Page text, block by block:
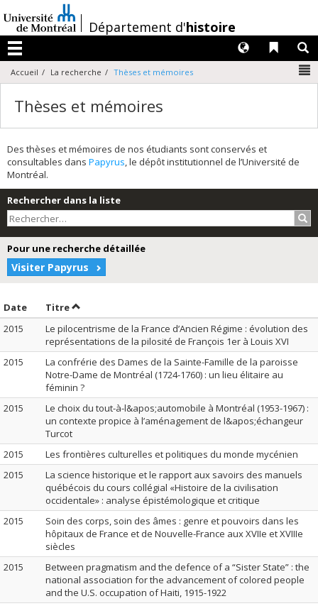
au
contenu
/Département d'histoire
Menu
Liens
Langues
Accueil La recherche Thèses et mémoires
Thèses et mémoires
Des thèses et mémoires de nos étudiants sont conservés et
consultables dans Papyrus, le dépôt institutionnel de l’Université de
Montréal.
Rechercher dans la liste
Pour une recherche détaillée
Visiter Papyrus
Date Trier par date en ordre croissant
TitreTrier par titre en ordre croissant
2015
Le pilocentrisme de la France d’Ancien Régime : évolution des
représentations de la pilosité de François 1er à Louis XVI
2015
La confrérie des Dames de la Sainte-Famille de la paroisse
Notre-Dame de Montréal (1724-1760) : un lieu élitaire au
féminin ?
2015
Le choix du tout-à-l&apos;automobile à Montréal (1953-1967) :
un contexte propice à l’aménagement de l&apos;échangeur
Turcot
2015
Les frontières culturelles et politiques du monde mycénien
2015
La science historique et le rapport aux savoirs des manuels
québécois du cours collégial «Histoire de la civilisation
occidentale» : analyse épistémologique et critique
2015
Soin des corps, soin des âmes : genre et pouvoirs dans les
hôpitaux de France et de Nouvelle-France aux XVIIe et XVIIIe
siècles
2015
Between pragmatism and the defence of a “Sister State” : the
national association for the advancement of colored people
and the U.S. occupation of Haiti, 1915-1922